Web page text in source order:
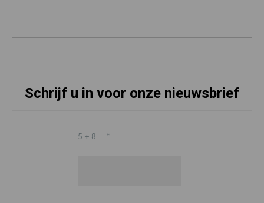
Schrijf u in voor onze nieuwsbrief
5 + 8 = *